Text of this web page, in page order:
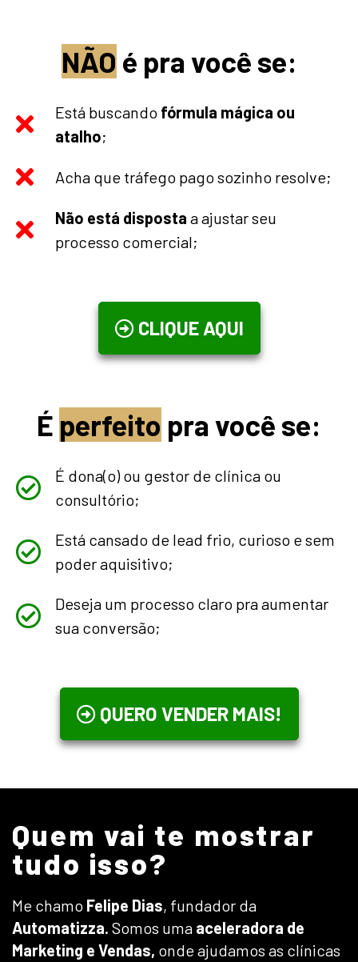
NÃO é pra você se:
Está buscando fórmula mágica ou
atalho;
Acha que tráfego pago sozinho resolve;
Não está disposta a ajustar seu
processo comercial;
CLIQUE AQUI
É perfeito pra você se:
É dona(o) ou gestor de clínica ou
consultório;
Está cansado de lead frio, curioso e sem
poder aquisitivo;
Deseja um processo claro pra aumentar
sua conversão;
QUERO VENDER MAIS!
Quem vai te mostrar
tudo isso?
Me chamo Felipe Dias, fundador da
Automatizza. Somos uma aceleradora de
Marketing e Vendas, onde ajudamos as clínicas